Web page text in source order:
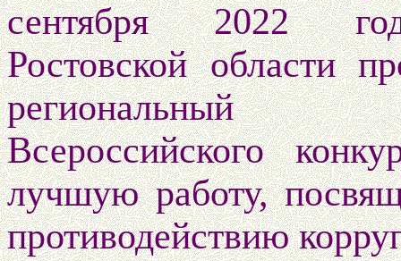
сентября 2022
Ростовской области
региональный
Всероссийского
лучшую работу,
противодействию